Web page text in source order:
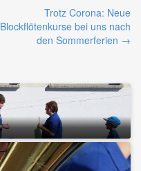
Trotz Corona: Neue
Blockflötenkurse bei uns nach
den Sommerferien →